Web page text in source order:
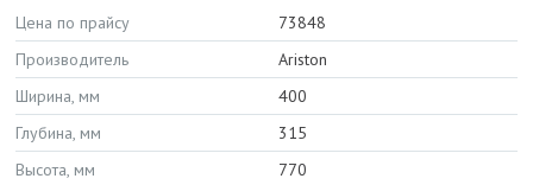
Цена по прайсу
73848
Производитель
Ariston
Ширина, мм
400
Глубина, мм
315
Высота, мм
770